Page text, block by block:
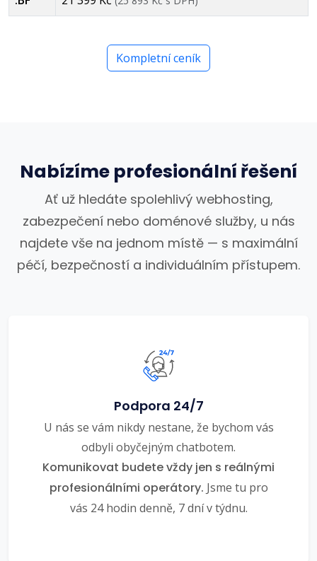
Kompletní ceník
Nabízíme profesionální řešení
Ať už hledáte spolehlivý webhosting,
zabezpečení nebo doménové služby, u nás
najdete vše na jednom místě — s maximální
péčí, bezpečností a individuálním přístupem.
Podpora 24/7
U nás se vám nikdy nestane, že bychom vás
odbyli obyčejným chatbotem.
Komunikovat budete vždy jen s reálnými
profesionálními operátory. Jsme tu pro
vás 24 hodin denně, 7 dní v týdnu.